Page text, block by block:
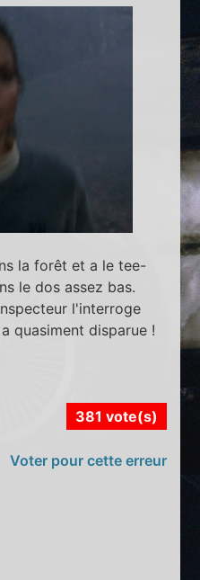
la forêt et a le tee-
le dos assez bas.
l'interroge
quasiment disparue !
381 vote(s)
Voter pour cette erreur